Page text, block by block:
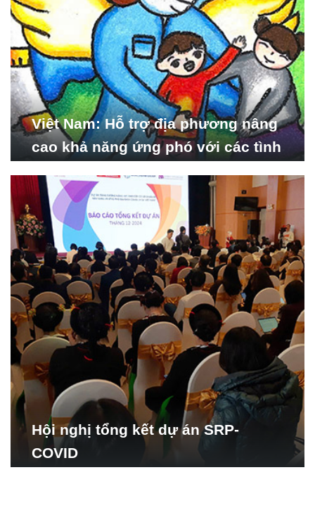
Việt Nam: Hỗ trợ địa phương nâng
cao khả năng ứng phó với các tình
Hội nghị tổng kết dự án SRP-
COVID